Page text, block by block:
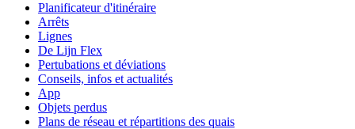
Planificateur d'itinéraire
Arrêts
Lignes
De Lijn Flex
Pertubations et déviations
Conseils, infos et actualités
App
Objets perdus
Plans de réseau et répartitions des quais